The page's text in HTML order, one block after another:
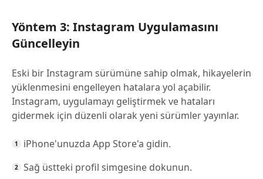
Yöntem 3: Instagram Uygulamasını
Güncelleyin
Eski bir Instagram sürümüne sahip olmak, hikayelerin
yüklenmesini engelleyen hatalara yol açabilir.
Instagram, uygulamayı geliştirmek ve hataları
gidermek için düzenli olarak yeni sürümler yayınlar.
iPhone'unuzda App Store'a gidin.
Sağ üstteki profil simgesine dokunun.